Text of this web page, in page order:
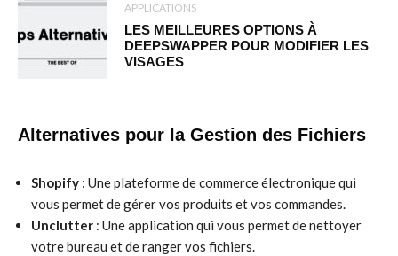
APPLICATIONS
LES MEILLEURES OPTIONS À
DEEPSWAPPER POUR MODIFIER LES
VISAGES
Alternatives pour la Gestion des Fichiers
Shopify : Une plateforme de commerce électronique qui
vous permet de gérer vos produits et vos commandes.
Unclutter : Une application qui vous permet de nettoyer
votre bureau et de ranger vos fichiers.